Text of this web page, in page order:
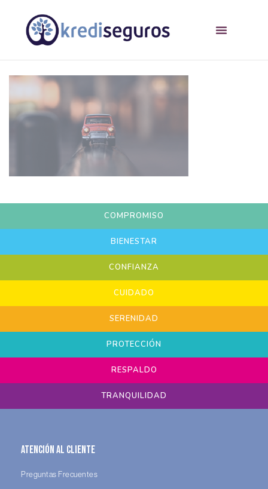
COMPROMISO
BIENESTAR
CONFIANZA
CUIDADO
SERENIDAD
PROTECCIÓN
RESPALDO
TRANQUILIDAD
Atención al Cliente
Preguntas Frecuentes